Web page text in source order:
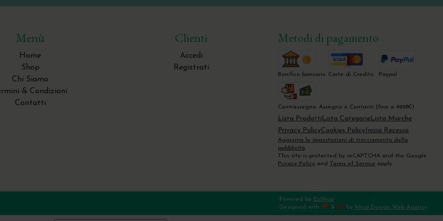
Menù
Home
Shop
Chi Siamo
& Condizioni
Contatti
Clienti
Accedi
Registrati
Metodi di pagamento
Bonifico bancario Carte di Credito Paypal
Contrassegno: Assegno o Contanti (fino a 4998€)
Lista Prodotti Lista Categorie Lista Marche
Privacy PolicyCookies Policy Inizia Recesso
Aggiorna le impostazioni di tracciamento della
pubblicità
This site is protected by reCAPTCHA and the Google
Privacy Policy and Terms of Service apply.
Powered by EzShop
Designed with
& by Mind Design Web Agency